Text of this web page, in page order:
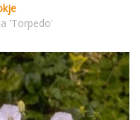
'Torpedo'